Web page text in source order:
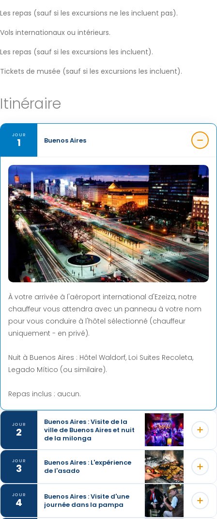
Les repas (sauf si les excursions ne les incluent pas).
Vols internationaux ou intérieurs.
Les repas (sauf si les excursions les incluent).
Tickets de musée (sauf si les excursions les incluent).
Itinéraire
JOUR
1 Buenos Aires
À votre arrivée à l'aéroport international d'Ezeiza, notre
chauffeur vous attendra avec un panneau à votre nom
pour vous conduire à l'hôtel sélectionné (chauffeur
uniquement - en privé).
Nuit à Buenos Aires : Hôtel Waldorf, Loi Suites Recoleta,
Legado Mítico (ou similaire).
Repas inclus : aucun.
JOUR
2
Buenos Aires : Visite de la
ville de Buenos Aires et nuit
de la milonga
En trois heures amusantes et passionnantes (y compris
les heures de prise en charge et de retour), notre équipe
de chauffeurs fiables et professionnels et de guides très
informatifs, compétents et serviables, maîtrisant
JOUR
3
Buenos Aires : L'expérience
de l'asado
L'idée est d'offrir aux visiteurs étrangers de Buenos Aires
JOUR
4
Buenos Aires : Visite d'une
journée dans la pampa